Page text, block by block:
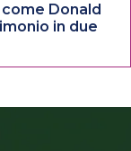
Donald
in due